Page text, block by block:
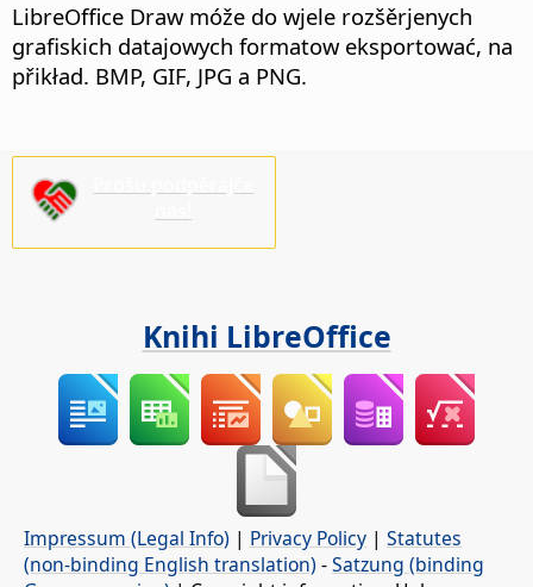
LibreOffice Draw móže do wjele rozšěrjenych
grafiskich datajowych formatow eksportować, na
přikład. BMP, GIF, JPG a PNG.
Knihi LibreOffice
Impressum (Legal Info) | Privacy Policy | Statutes
(non-binding English translation) -Satzung (binding